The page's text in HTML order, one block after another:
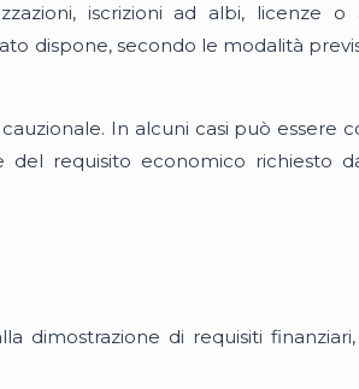
iscrizioni ad albi, licenze
dispone, secondo le modalità
In alcuni casi può essere
requisito economico richiesto
dimostrazione di requisiti